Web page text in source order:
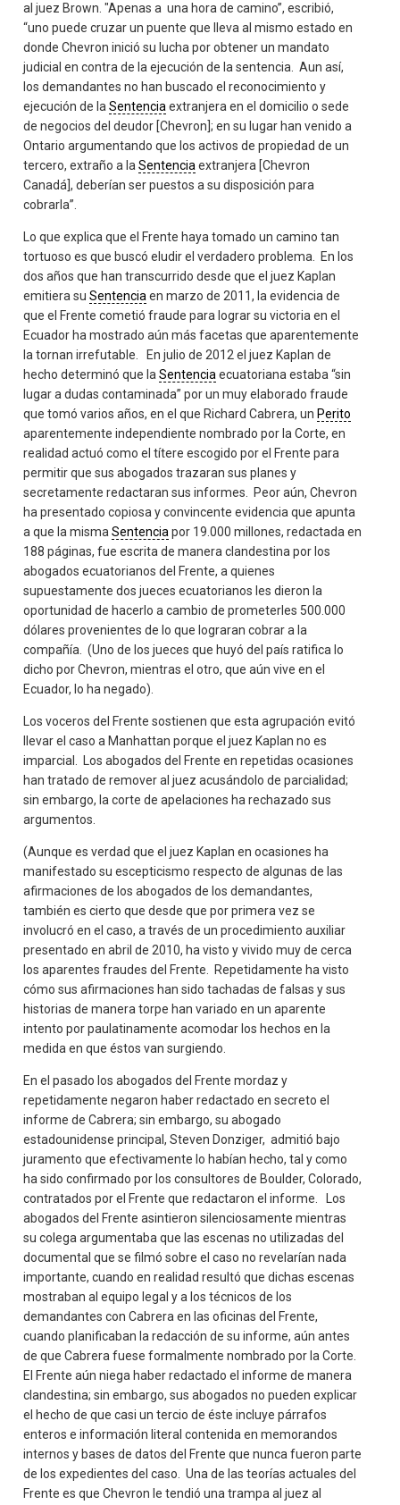
al juez Brown. "Apenas a una hora de camino”, escribió,
“uno puede cruzar un puente que lleva al mismo estado en
donde Chevron inició su lucha por obtener un mandato
judicial en contra de la ejecución de la sentencia. Aun así,
los demandantes no han buscado el reconocimiento y
ejecución de laSentencia extranjera en el domicilio o sede
de negocios del deudor [Chevron]; en su lugar han venido a
Ontario argumentando que los activos de propiedad de un
tercero, extraño a laSentencia extranjera [Chevron
Canadá], deberían ser puestos a su disposición para
cobrarla”.
Lo que explica que el Frente haya tomado un camino tan
tortuoso es que buscó eludir el verdadero problema. En los
dos años que han transcurrido desde que el juez Kaplan
emitiera suSentencia en marzo de 2011, la evidencia de
que el Frente cometió fraude para lograr su victoria en el
Ecuador ha mostrado aún más facetas que aparentemente
la tornan irrefutable. En julio de 2012 el juez Kaplan de
hecho determinó que laSentencia ecuatoriana estaba “sin
lugar a dudas contaminada” por un muy elaborado fraude
que tomó varios años, en el que Richard Cabrera, un Perito
aparentemente independiente nombrado por la Corte, en
realidad actuó como el títere escogido por el Frente para
permitir que sus abogados trazaran sus planes y
secretamente redactaran sus informes. Peor aún, Chevron
ha presentado copiosa y convincente evidencia que apunta
a que la mismaSentencia por 19.000 millones, redactada en
188 páginas, fue escrita de manera clandestina por los
abogados ecuatorianos del Frente, a quienes
supuestamente dos jueces ecuatorianos les dieron la
oportunidad de hacerlo a cambio de prometerles 500.000
dólares provenientes de lo que lograran cobrar a la
compañía. (Uno de los jueces que huyó del país ratifica lo
dicho por Chevron, mientras el otro, que aún vive en el
Ecuador, lo ha negado).
Los voceros del Frente sostienen que esta agrupación evitó
llevar el caso a Manhattan porque el juez Kaplan no es
imparcial. Los abogados del Frente en repetidas ocasiones
han tratado de remover al juez acusándolo de parcialidad;
sin embargo, la corte de apelaciones ha rechazado sus
argumentos.
(Aunque es verdad que el juez Kaplan en ocasiones ha
manifestado su escepticismo respecto de algunas de las
afirmaciones de los abogados de los demandantes,
también es cierto que desde que por primera vez se
involucró en el caso, a través de un procedimiento auxiliar
presentado en abril de 2010, ha visto y vivido muy de cerca
los aparentes fraudes del Frente. Repetidamente ha visto
cómo sus afirmaciones han sido tachadas de falsas y sus
historias de manera torpe han variado en un aparente
intento por paulatinamente acomodar los hechos en la
medida en que éstos van surgiendo.
En el pasado los abogados del Frente mordaz y
repetidamente negaron haber redactado en secreto el
informe de Cabrera; sin embargo, su abogado
estadounidense principal, Steven Donziger, admitió bajo
juramento que efectivamente lo habían hecho, tal y como
ha sido confirmado por los consultores de Boulder, Colorado,
contratados por el Frente que redactaron el informe. Los
abogados del Frente asintieron silenciosamente mientras
su colega argumentaba que las escenas no utilizadas del
documental que se filmó sobre el caso no revelarían nada
importante, cuando en realidad resultó que dichas escenas
mostraban al equipo legal y a los técnicos de los
demandantes con Cabrera en las oficinas del Frente,
cuando planificaban la redacción de su informe, aún antes
de que Cabrera fuese formalmente nombrado por la Corte.
El Frente aún niega haber redactado el informe de manera
clandestina; sin embargo, sus abogados no pueden explicar
el hecho de que casi un tercio de éste incluye párrafos
enteros e información literal contenida en memorandos
internos y bases de datos del Frente que nunca fueron parte
de los expedientes del caso. Una de las teorías actuales del
Frente es que Chevron le tendió una trampa al juez al